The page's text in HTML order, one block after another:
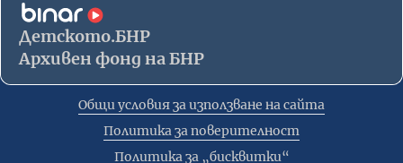
Детското.БНР
Архивен фонд на БНР
Общи условия за използване на сайта
Политика за поверителност
Политика за „бисквитки“